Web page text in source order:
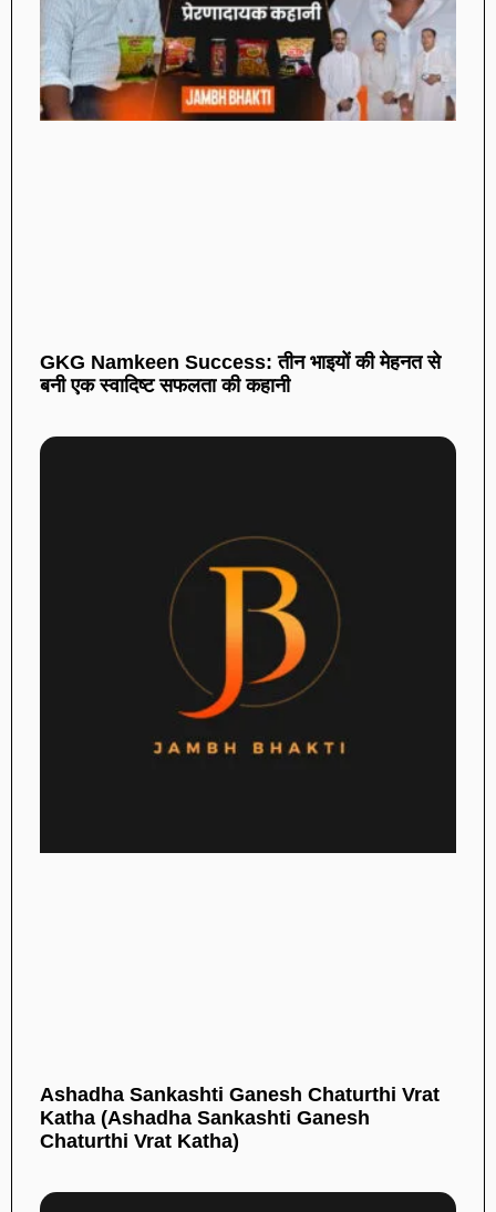
GKG Namkeen Success: तीन भाइयों की मेहनत से
बनी एक स्वादिष्ट सफलता की कहानी
Ashadha Sankashti Ganesh Chaturthi Vrat
Katha (Ashadha Sankashti Ganesh
Chaturthi Vrat Katha)